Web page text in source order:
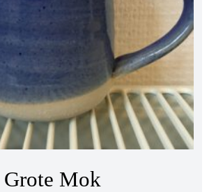
Mok